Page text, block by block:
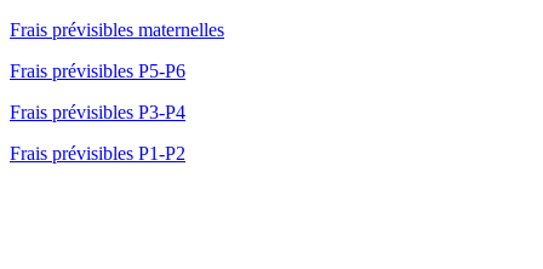
Frais prévisibles maternelles
Frais prévisibles P5-P6
Frais prévisibles P3-P4
Frais prévisibles P1-P2